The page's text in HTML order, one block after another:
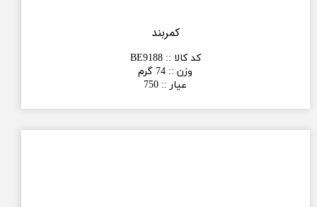
کمربند
کد کالا ::
BE9188
وزن :: 74 گرم
عیار ::
750